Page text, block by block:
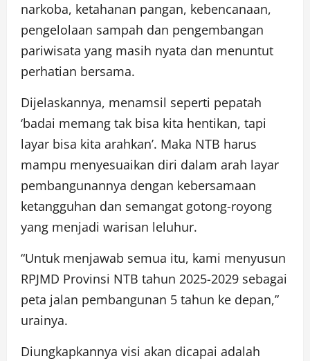
narkoba, ketahanan pangan, kebencanaan,
pengelolaan sampah dan pengembangan
pariwisata yang masih nyata dan menuntut
perhatian bersama.
Dijelaskannya, menamsil seperti pepatah
‘badai memang tak bisa kita hentikan, tapi
layar bisa kita arahkan’. Maka NTB harus
mampu menyesuaikan diri dalam arah layar
pembangunannya dengan kebersamaan
ketangguhan dan semangat gotong-royong
yang menjadi warisan leluhur.
“Untuk menjawab semua itu, kami menyusun
RPJMD Provinsi NTB tahun 2025-2029 sebagai
peta jalan pembangunan 5 tahun ke depan,”
urainya.
Diungkapkannya visi akan dicapai adalah